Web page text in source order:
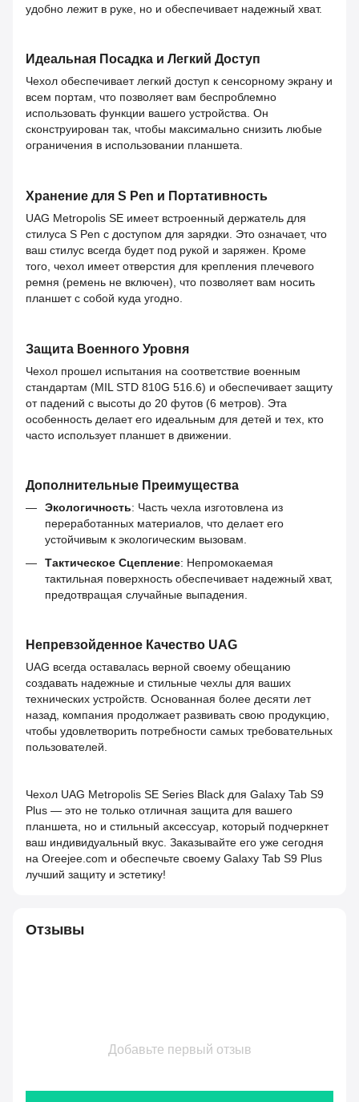
удобно лежит в руке, но и обеспечивает надежный хват.
Идеальная Посадка и Легкий Доступ
Чехол обеспечивает легкий доступ к сенсорному экрану и
всем портам, что позволяет вам беспроблемно
использовать функции вашего устройства. Он
сконструирован так, чтобы максимально снизить любые
ограничения в использовании планшета.
Хранение для S Pen и Портативность
UAG Metropolis SE имеет встроенный держатель для
стилуса S Pen с доступом для зарядки. Это означает, что
ваш стилус всегда будет под рукой и заряжен. Кроме
того, чехол имеет отверстия для крепления плечевого
ремня (ремень не включен), что позволяет вам носить
планшет с собой куда угодно.
Защита Военного Уровня
Чехол прошел испытания на соответствие военным
стандартам (MIL STD 810G 516.6) и обеспечивает защиту
от падений с высоты до 20 футов (6 метров). Эта
особенность делает его идеальным для детей и тех, кто
часто использует планшет в движении.
Дополнительные Преимущества
Экологичность: Часть чехла изготовлена из
переработанных материалов, что делает его
устойчивым к экологическим вызовам.
Тактическое Сцепление: Непромокаемая
тактильная поверхность обеспечивает надежный хват,
предотвращая случайные выпадения.
Непревзойденное Качество UAG
UAG всегда оставалась верной своему обещанию
создавать надежные и стильные чехлы для ваших
технических устройств. Основанная более десяти лет
назад, компания продолжает развивать свою продукцию,
чтобы удовлетворить потребности самых требовательных
пользователей.
Чехол UAG Metropolis SE Series Black для Galaxy Tab S9
Plus — это не только отличная защита для вашего
планшета, но и стильный аксессуар, который подчеркнет
ваш индивидуальный вкус. Заказывайте его уже сегодня
на Oreejee.com и обеспечьте своему Galaxy Tab S9 Plus
лучший защиту и эстетику!
Отзывы
Добавьте первый отзыв